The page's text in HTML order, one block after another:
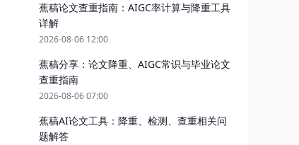
蕉稿论文查重指南：AIGC率计算与降重工具
详解
2026-08-06 12:00
蕉稿分享：论文降重、AIGC常识与毕业论文
查重指南
2026-08-06 07:00
蕉稿AI论文工具：降重、检测、查重相关问
题解答